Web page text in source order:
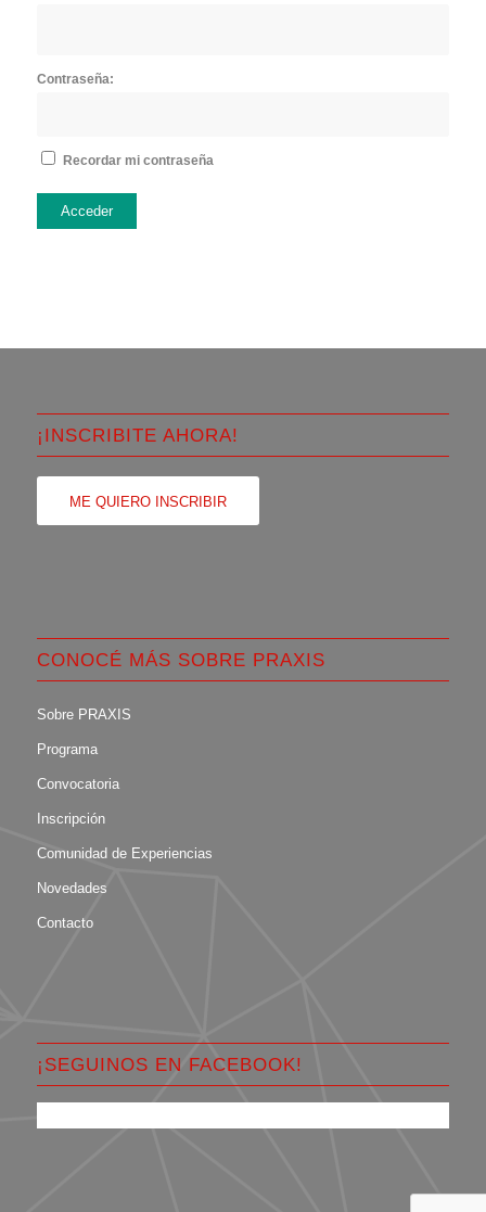
Contraseña:
Recordar mi contraseña
Acceder
¡INSCRIBITE AHORA!
ME QUIERO INSCRIBIR
CONOCÉ MÁS SOBRE PRAXIS
Sobre PRAXIS
Programa
Convocatoria
Inscripción
Comunidad de Experiencias
Novedades
Contacto
¡SEGUINOS EN FACEBOOK!